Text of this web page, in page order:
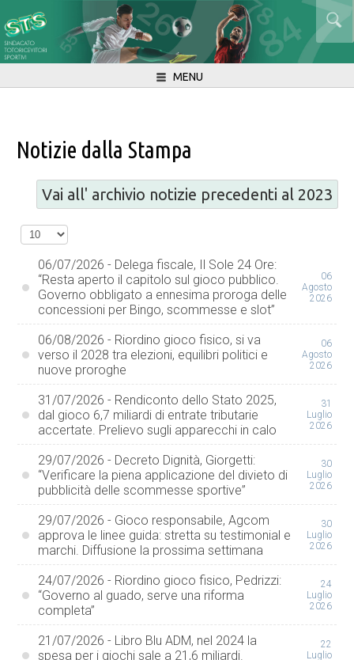
MENU
Notizie dalla Stampa
Vai all' archivio notizie precedenti al 2023
06/07/2026 - Delega fiscale, Il Sole 24 Ore:
“Resta aperto il capitolo sul gioco pubblico.
Governo obbligato a ennesima proroga delle
concessioni per Bingo, scommesse e slot”
06
Agosto
2026
06/08/2026 - Riordino gioco fisico, si va
verso il 2028 tra elezioni, equilibri politici e
nuove proroghe
06
Agosto
2026
31/07/2026 - Rendiconto dello Stato 2025,
dal gioco 6,7 miliardi di entrate tributarie
accertate. Prelievo sugli apparecchi in calo
31
Luglio
2026
29/07/2026 - Decreto Dignità, Giorgetti:
“Verificare la piena applicazione del divieto di
pubblicità delle scommesse sportive”
30
Luglio
2026
29/07/2026 - Gioco responsabile, Agcom
approva le linee guida: stretta su testimonial e
marchi. Diffusione la prossima settimana
30
Luglio
2026
24/07/2026 - Riordino gioco fisico, Pedrizzi:
“Governo al guado, serve una riforma
completa”
24
Luglio
2026
21/07/2026 - Libro Blu ADM, nel 2024 la
spesa per i giochi sale a 21,6 miliardi.
22
Luglio